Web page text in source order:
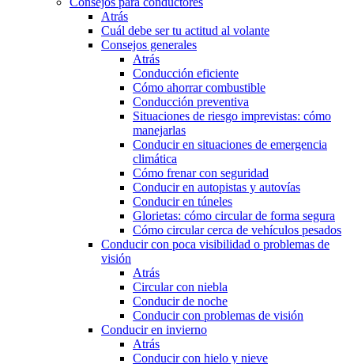
Atrás
Cuál debe ser tu actitud al volante
Consejos generales
Atrás
Conducción eficiente
Cómo ahorrar combustible
Conducción preventiva
Situaciones de riesgo imprevistas: cómo
manejarlas
Conducir en situaciones de emergencia
climática
Cómo frenar con seguridad
Conducir en autopistas y autovías
Conducir en túneles
Glorietas: cómo circular de forma segura
Cómo circular cerca de vehículos pesados
Conducir con poca visibilidad o problemas de
visión
Atrás
Circular con niebla
Conducir de noche
Conducir con problemas de visión
Conducir en invierno
Atrás
Conducir con hielo y nieve